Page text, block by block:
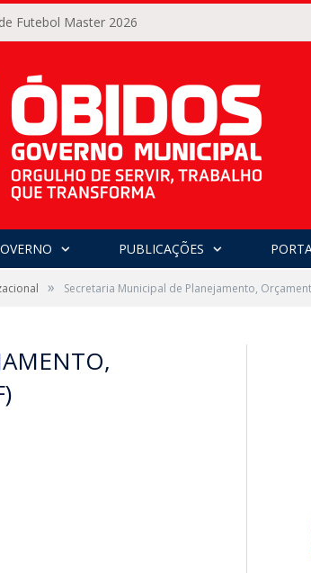
Futebol Master 2026
PUBLICAÇÕES
» Secretaria Municipal de Planejamento,